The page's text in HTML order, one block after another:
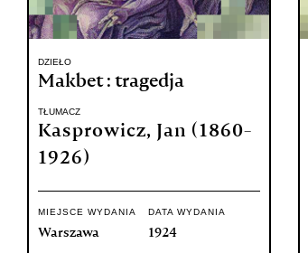
DZIEŁO
Makbet : tragedja
TŁUMACZ
Kasprowicz, Jan (1860-
1926)
MIEJSCE WYDANIA
Warszawa
DATA WYDANIA
1924